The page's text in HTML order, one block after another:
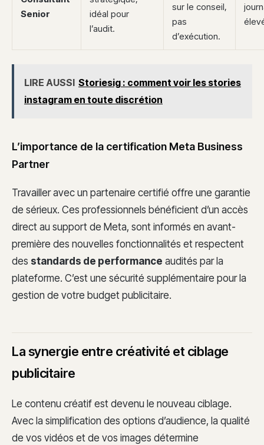
Senior
idéal pour
l’audit.
sur le conseil,
pas
d’exécution.
LIRE AUSSI Storiesig : comment voir les stories
instagram en toute discrétion
L’importance de la certification Meta Business
Partner
Travailler avec un partenaire certifié offre une garantie
de sérieux. Ces professionnels bénéficient d’un accès
direct au support de Meta, sont informés en avant-
première des nouvelles fonctionnalités et respectent
des standards de performance audités par la
plateforme. C’est une sécurité supplémentaire pour la
gestion de votre budget publicitaire.
La synergie entre créativité et ciblage
publicitaire
Le contenu créatif est devenu le nouveau ciblage.
Avec la simplification des options d’audience, la qualité
de vos vidéos et de vos images détermine